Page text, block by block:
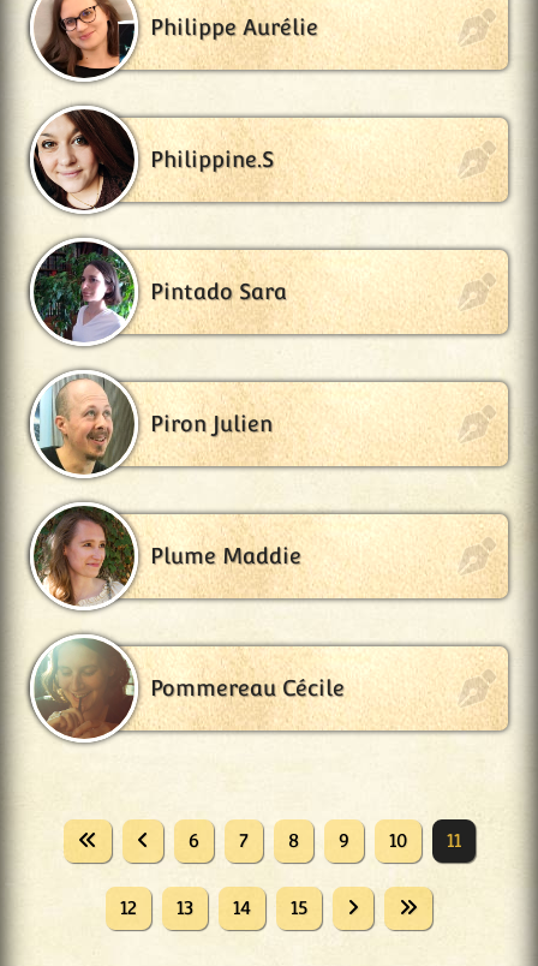
Philippe Aurélie
Philippine.S
Pintado Sara
Piron Julien
Plume Maddie
Pommereau Cécile
6 7 8 9 10 11
12 13 14 15